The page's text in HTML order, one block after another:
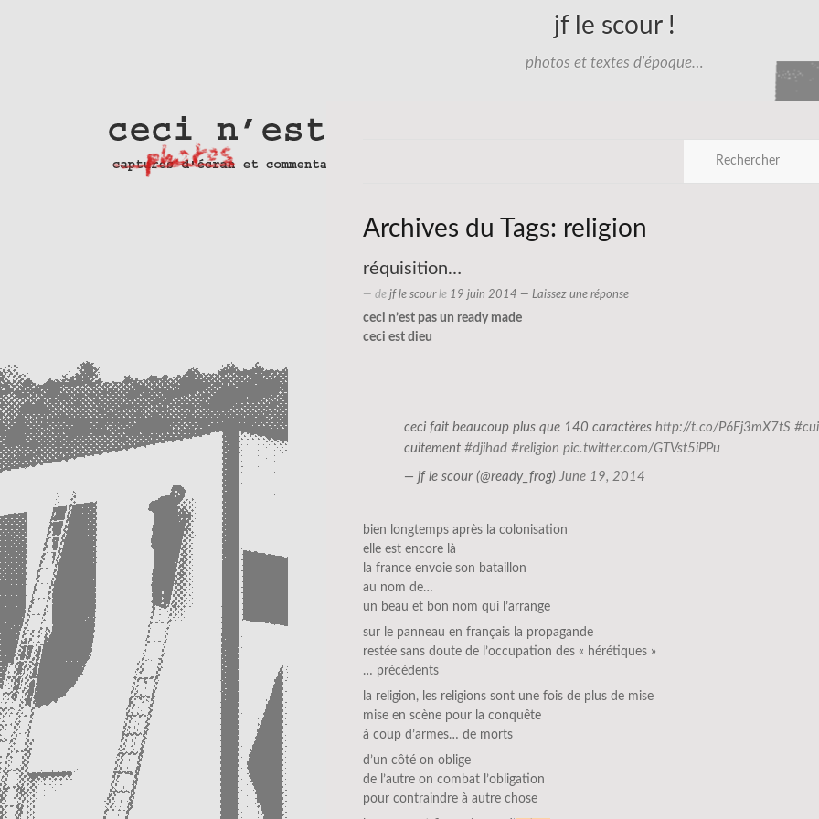
jf le scour !
photos et textes d'époque…
Archives du Tags: religion
réquisition…
— de jf le scourle 19 juin 2014 — Laissez une réponse
ceci n’est pas un ready made
ceci est dieu
ceci fait beaucoup plus que 140 caractères http://t.co/P6Fj3mX7tS #cui
cuitement #djihad #religion pic.twitter.com/GTVst5iPPu
— jf le scour (@ready_frog) June 19, 2014
bien longtemps après la colonisation
elle est encore là
la france envoie son bataillon
au nom de…
un beau et bon nom qui l’arrange
sur le panneau en français la propagande
restée sans doute de l’occupation des « hérétiques »
… précédents
la religion, les religions sont une fois de plus de mise
mise en scène pour la conquête
à coup d’armes… de morts
d’un côté on oblige
de l’autre on combat l’obligation
pour contraindre à autre chose